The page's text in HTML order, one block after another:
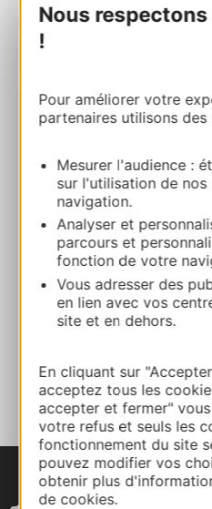
Nous
!
Pour améliorer votre
partenaires utilisons
Mesurer l'audience :
sur l'utilisation de
navigation.
Analyser et
parcours et
fonction de votre
Vous adresser des
en lien avec vos
site et en dehors.
En cliquant sur
acceptez tous les
accepter et fermer"
votre refus et seuls les
fonctionnement du site
pouvez modifier vos
obtenir plus
de cookies.
Église Saint-
Calcola il tuo
05 62 66 20 05
E-mail
AGGIUNGI
AL TACCUINO